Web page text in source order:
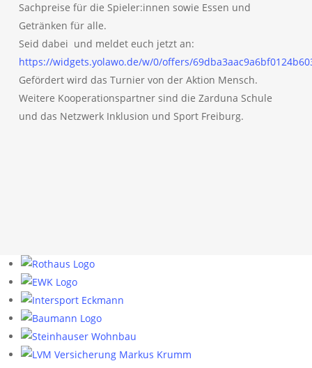
Sachpreise für die Spieler:innen sowie Essen und
Getränken für alle.
Seid dabei und meldet euch jetzt an:
https://widgets.yolawo.de/w/0/offers/
Gefördert wird das Turnier von der Aktion Mensch.
Weitere Kooperationspartner sind die Zarduna Schule
und das Netzwerk Inklusion und Sport Freiburg.